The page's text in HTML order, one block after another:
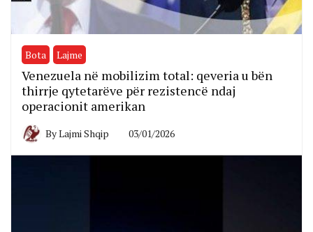
Bota Lajme
Venezuela në mobilizim total: qeveria u bën
thirrje qytetarëve për rezistencë ndaj
operacionit amerikan
ByLajmi Shqip 03/01/2026